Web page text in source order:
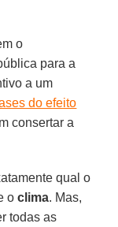
o
para a
a um
do efeito
consertar a
qual o
oclima. Mas,
todas as